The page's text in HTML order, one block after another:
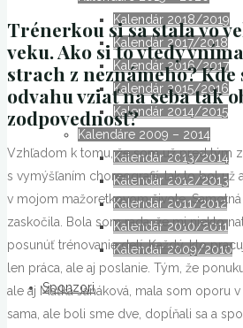
Kalendár 2018/2019
Kalendár 2017/2018
Kalendár 2016/2017
Kalendár 2015/2016
Kalendár 2014/2015
Kalendáre 2009 – 2014
Kalendár 2013/2014
Kalendár 2012/2013
Kalendár 2011/2012
Kalendár 2010/2011
Kalendár 2009/2010
Sponzori
Trénerkou si sa stala vo
veku. Ako si to vtedy
strach z neznámeho?
odvahu vziať na seba tak
zodpovednosť?
Vzhľadom k tomu, že som už pred tým
s vymýšľaním choreografií, tak to bol už
v mojom mažoretkovom živote.
zaskočila. Bola som rada, že mi niekto
posunúť trénovanie detí. Každý, kto
len práca, ale aj poslanie. Tým, že
ale aj Maťka Janáková, mala som oporu
sama, ale boli sme dve, dopĺňali sa a